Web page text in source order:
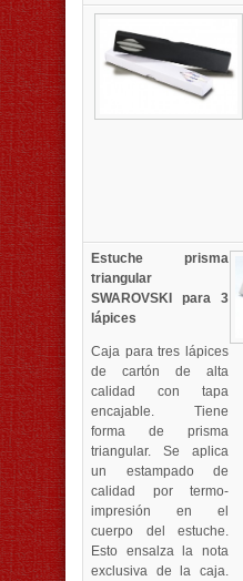
Estuche prisma
triangular
SWAROVSKI para 3
lápices
Caja para tres lápices
de cartón de alta
calidad con tapa
encajable. Tiene
forma de prisma
triangular. Se aplica
un estampado de
calidad por termo-
impresión en el
cuerpo del estuche.
Esto ensalza la nota
exclusiva de la caja.